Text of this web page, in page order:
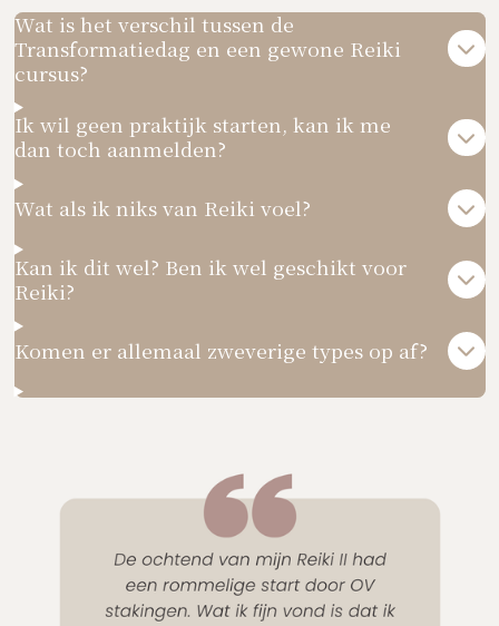
Wat is het verschil tussen de
Transformatiedag en een gewone Reiki
cursus?
Ik wil geen praktijk starten, kan ik me
dan toch aanmelden?
Wat als ik niks van Reiki voel?
Kan ik dit wel? Ben ik wel geschikt voor
Reiki?
Komen er allemaal zweverige types op af?